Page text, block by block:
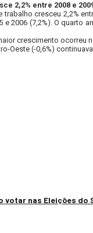
2,2% entre 2008 e
cresceu 2,2%
e 2006 (7,2%). O
crescimento ocorreu
Oeste (-0,6%)
votar nas Eleições